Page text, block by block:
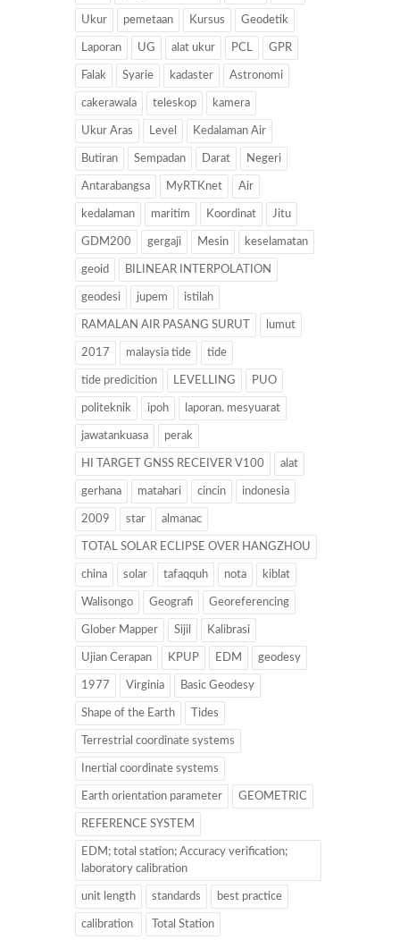
Ukur pemetaan Kursus Geodetik
Laporan UG alat ukur PCL GPR
Falak Syarie kadaster Astronomi
cakerawala teleskop kamera
Ukur Aras Level Kedalaman Air
Butiran Sempadan Darat Negeri
Antarabangsa MyRTKnet Air
kedalaman maritim Koordinat Jitu
GDM200 gergaji Mesin keselamatan
geoid BILINEAR INTERPOLATION
geodesi jupem istilah
RAMALAN AIR PASANG SURUT lumut
2017 malaysia tide tide
tide predicition LEVELLING PUO
politeknik ipoh laporan. mesyuarat
jawatankuasa perak
HI TARGET GNSS RECEIVER V100 alat
gerhana matahari cincin indonesia
2009 star almanac
TOTAL SOLAR ECLIPSE OVER HANGZHOU
china solar tafaqquh nota kiblat
Walisongo Geografi Georeferencing
Glober Mapper Sijil Kalibrasi
Ujian Cerapan KPUP EDM geodesy
1977 Virginia Basic Geodesy
Shape of the Earth Tides
Terrestrial coordinate systems
Inertial coordinate systems
Earth orientation parameter GEOMETRIC
REFERENCE SYSTEM
EDM; total station; Accuracy verification;
laboratory calibration
unit length standards best practice
calibration Total Station